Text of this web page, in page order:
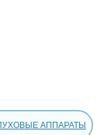
АППАРАТЫ